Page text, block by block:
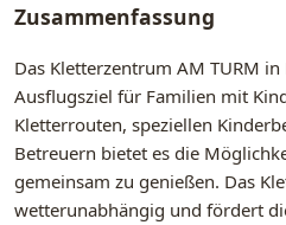
Zusammenfassung
Das Kletterzentrum AM TURM
Ausflugsziel für Familien mit
Kletterrouten, speziellen
Betreuern bietet es die
gemeinsam zu genießen. Das
wetterunabhängig und fördert